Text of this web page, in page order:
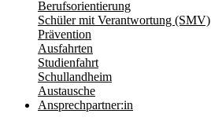
Berufsorientierung
Schüler mit Verantwortung (SMV)
Prävention
Ausfahrten
Studienfahrt
Schullandheim
Austausche
Ansprechpartner:in